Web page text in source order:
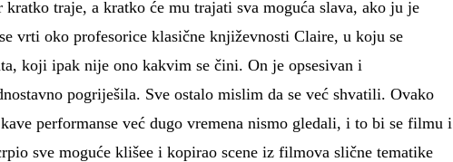
traje, a kratko će mu trajati sva moguća slava, ako ju je
vrti oko profesorice klasične književnosti Claire, u koju se
koji ipak nije ono kakvim se čini. On je opsesivan i
pogriješila. Sve ostalo mislim da se već shvatili. Ovako
performanse već dugo vremena nismo gledali, i to bi se filmu i
sve moguće klišee i kopirao scene iz filmova slične tematike